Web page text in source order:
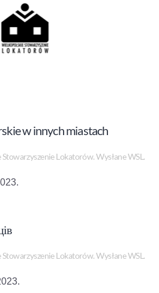
w innych miastach
Lokatorów. WysłaneWSL .
.
Lokatorów. WysłaneWSL .
.